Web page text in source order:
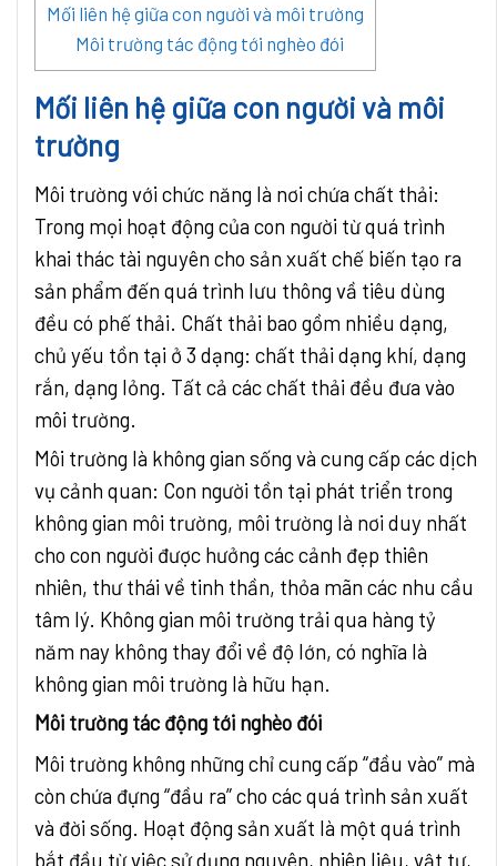
Mối liên hệ giữa con người và môi trường
Môi trường tác động tới nghèo đói
Mối liên hệ giữa con người và môi
trường
Môi trường với chức năng là nơi chứa chất thải:
Trong mọi hoạt động của con người từ quá trình
khai thác tài nguyên cho sản xuất chế biến tạo ra
sản phẩm đến quá trình lưu thông vầ tiêu dùng
đều có phế thải. Chất thải bao gồm nhiều dạng,
chủ yếu tồn tại ở 3 dạng: chất thải dạng khí, dạng
rắn, dạng lỏng. Tất cả các chất thải đều đưa vào
môi trường.
Môi trường là không gian sống và cung cấp các dịch
vụ cảnh quan: Con người tồn tại phát triển trong
không gian môi trường, môi trường là nơi duy nhất
cho con người được hưởng các cảnh đẹp thiên
nhiên, thư thái về tinh thần, thỏa mãn các nhu cầu
tâm lý. Không gian môi trường trải qua hàng tỷ
năm nay không thay đổi về độ lớn, có nghĩa là
không gian môi trường là hữu hạn.
Môi trường tác động tới nghèo đói
Môi trường không những chỉ cung cấp “đầu vào” mà
còn chứa đựng “đầu ra” cho các quá trình sản xuất
và đời sống. Hoạt động sản xuất là một quá trình
bắt đầu từ việc sử dụng nguyên, nhiên liệu, vật tư,